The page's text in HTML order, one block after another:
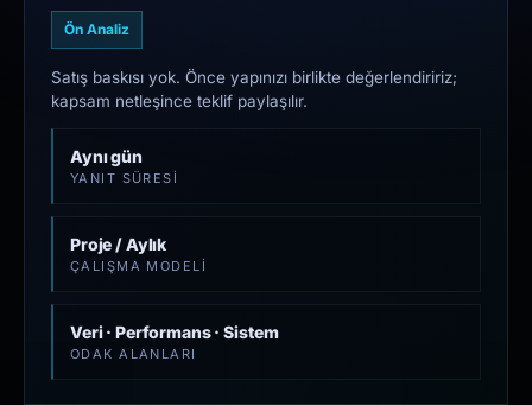
Ön Analiz
Satış baskısı yok. Önce yapınızı birlikte değerlendiririz;
kapsam netleşince teklif paylaşılır.
Aynı gün
YANIT SÜRESI
Proje / Aylık
ÇALIŞMA MODELI
Veri · Performans · Sistem
ODAK ALANLARI